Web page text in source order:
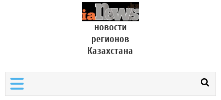
новости
регионов
Казахстана